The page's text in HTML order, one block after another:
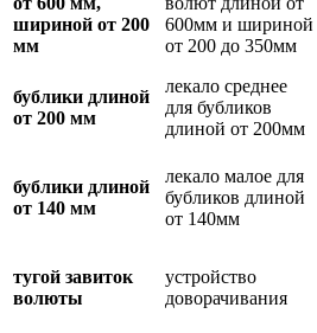
шириной от 200
мм
600мм и шириной
от 200 до 350мм
бублики длиной
от 200 мм
лекало среднее
для бубликов
длиной от 200мм
бублики длиной
от 140 мм
лекало малое для
бубликов длиной
от 140мм
тугой завиток
волюты
устройство
доворачивания